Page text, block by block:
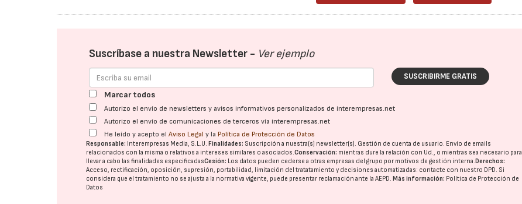
Suscríbase a nuestra Newsletter - Ver ejemplo
SUSCRIBIRME GRATIS
Marcar todos
Autorizo el envío de newsletters y avisos informativos personalizados de interempresas.net
Autorizo el envío de comunicaciones de terceros vía interempresas.net
He leído y acepto elAviso Legal y la Política de Protección de Datos
Responsable: Interempresas Media, S.L.U. Finalidades: Suscripción a nuestra(s) newsletter(s). Gestión de cuenta de usuario. Envío de emails
relacionados con la misma o relativos a intereses similares o asociados.Conservación: mientras dure la relación con Ud., o mientras sea necesario para
llevar a cabo las finalidades especificadasCesión: Los datos pueden cederse a otras empresas del grupo por motivos de gestión interna. Derechos:
Acceso, rectificación, oposición, supresión, portabilidad, limitación del tratatamiento y decisiones automatizadas: contacte con nuestro DPD. Si
considera que el tratamiento no se ajusta a la normativa vigente, puede presentar reclamación ante laAEPD. Más información: Política de Protección de
Datos